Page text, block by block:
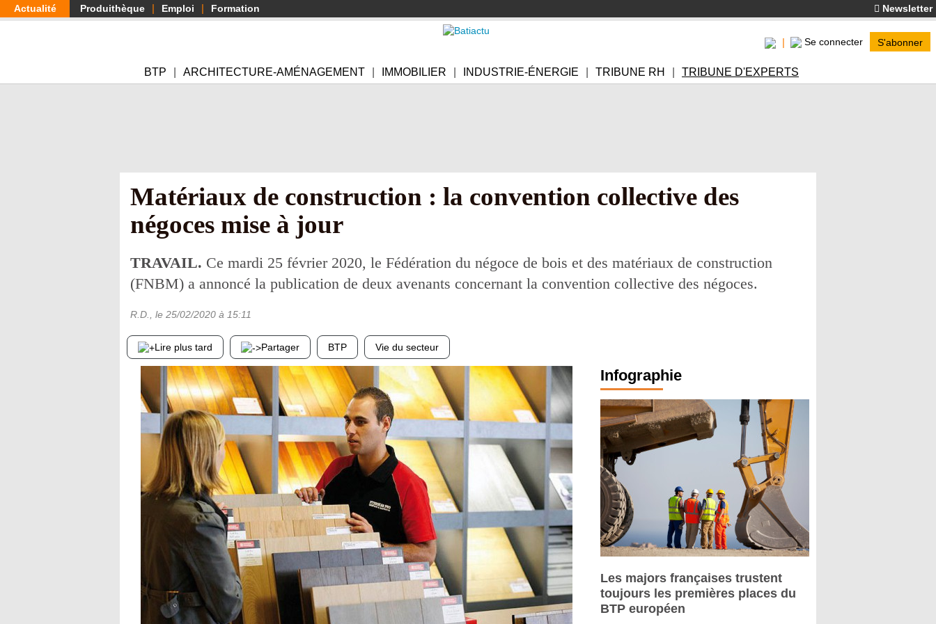
Aller
au
Actualité Produithèque Emploi Formation Newsletter
Se connecter S'abonner
BTP ARCHITECTURE-AMÉNAGEMENT IMMOBILIER INDUSTRIE-ÉNERGIE TRIBUNE RH TRIBUNE D'EXPERTS
Matériaux de construction : la convention collective des
négoces mise à jour
TRAVAIL. Ce mardi 25 février 2020, le Fédération du négoce de bois et des matériaux de construction
(FNBM) a annoncé la publication de deux avenants concernant la convention collective des négoces.
R.D. , le 25/02/2020 à 15:11
Lire plus tard Partager BTP Vie du secteur
Infographie
Les majors françaises trustent
toujours les premières places du
BTP européen